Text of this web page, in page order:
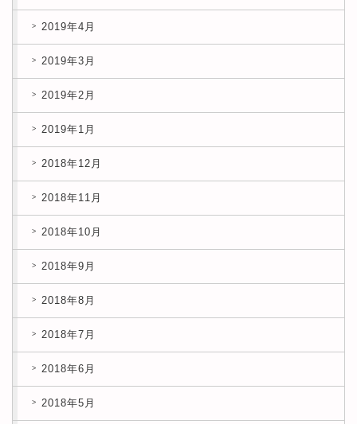
2019年4月
2019年3月
2019年2月
2019年1月
2018年12月
2018年11月
2018年10月
2018年9月
2018年8月
2018年7月
2018年6月
2018年5月